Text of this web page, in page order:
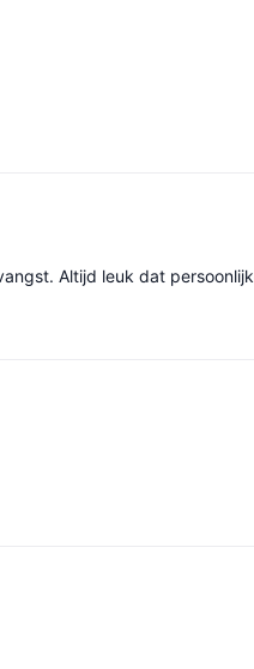
Altijd leuk dat